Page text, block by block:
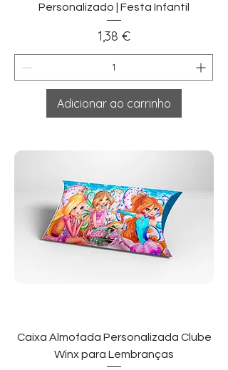
Personalizado | Festa Infantil
Preço
1,38 €
Adicionar ao carrinho
Caixa Almofada Personalizada Clube
Winx para Lembranças